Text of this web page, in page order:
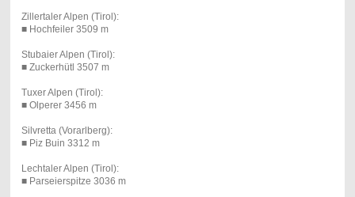
Zillertaler Alpen (Tirol):
■ Hochfeiler 3509 m
Stubaier Alpen (Tirol):
■ Zuckerhütl 3507 m
Tuxer Alpen (Tirol):
■ Olperer 3456 m
Silvretta (Vorarlberg):
■ Piz Buin 3312 m
Lechtaler Alpen (Tirol):
■ Parseierspitze 3036 m